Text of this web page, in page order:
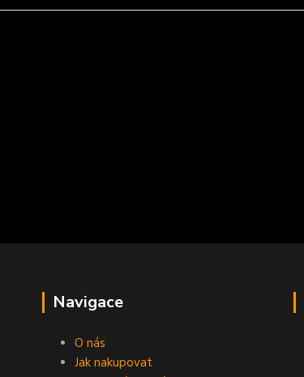
Navigace
O nás
Jak nakupovat